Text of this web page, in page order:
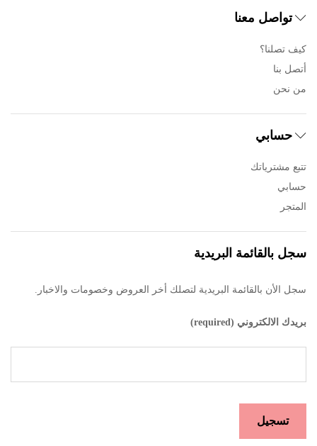
تواصل معنا
كيف تصلنا؟
أتصل بنا
من نحن
حسابي
تتبع مشترياتك
حسابي
المتجر
سجل بالقائمة البريدية
سجل الأن بالقائمة البريدية لتصلك أخر العروض وخصومات والاخبار.
بريدك الالكتروني (required)